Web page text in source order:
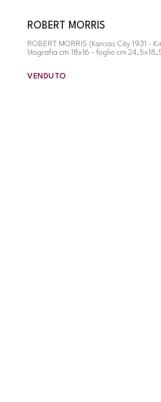
ROBERT MORRIS
ROBERT MORRIS (Kansas City 1931 -
litografia cm 18x16 - foglio cm
VENDUTO